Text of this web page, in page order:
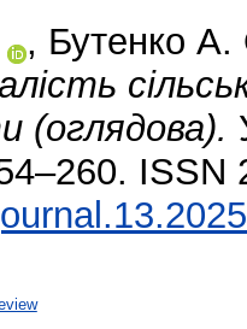
, Бутенко A.
(оглядова).
ISSN